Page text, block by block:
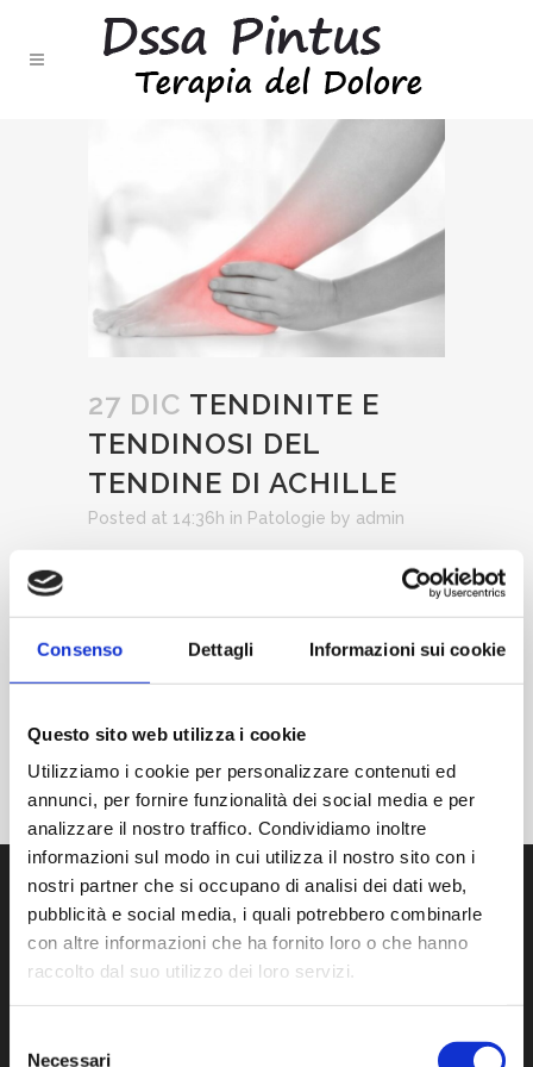
Consenso Dettagli Informazioni sui cookie
Questo sito web utilizza i cookie
Utilizziamo i cookie per personalizzare contenuti ed
annunci, per fornire funzionalità dei social media e per
analizzare il nostro traffico. Condividiamo inoltre
informazioni sul modo in cui utilizza il nostro sito con i
nostri partner che si occupano di analisi dei dati web,
pubblicità e social media, i quali potrebbero combinarle
con altre informazioni che ha fornito loro o che hanno
raccolto dal suo utilizzo dei loro servizi.
Necessari
27 DIC TENDINITE E
TENDINOSI DEL
TENDINE DI ACHILLE
Posted at 14:36h in Patologie by admin
TAGS:
doloretendineo,dssapintus,
mesoterapiantalgica,ortopedia
ortopedico, tendinedachille,tendinite,
tendinopatia,tendinosi
CONTATTI
LAURA PINTUS